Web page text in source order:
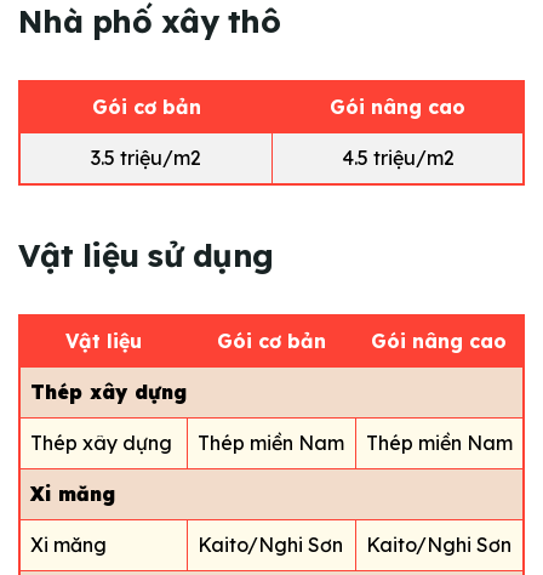
Nhà phố xây thô
Gói cơ bản Gói nâng cao
3.5 triệu/m2 4.5 triệu/m2
Vật liệu sử dụng
Vật liệu Gói cơ bản Gói nâng cao
Thép xây dựng
Thép xây dựng Thép miền Nam Thép miền Nam
Xi măng
Xi măng Kaito/Nghi Sơn Kaito/Nghi Sơn